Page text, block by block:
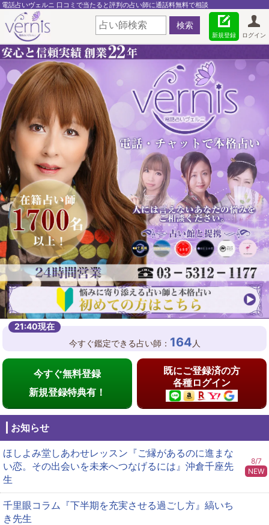
電話占いヴェルニ 口コミで当たると評判の占い師に通話料無料で相談
ログイン
新規登録
今すぐ鑑定できる占い師： 164 人
今すぐ無料登録
新規登録特典有！
既にご登録済の方
各種ログイン
お知らせ
ほしよみ堂しあわせレッスン『ご縁があるのに進まな
い恋。その出会いを未来へつなげるには』沖倉千座先
生
8/7
NEW
千里眼コラム『下半期を充実させる過ごし方』縞いち
き先生